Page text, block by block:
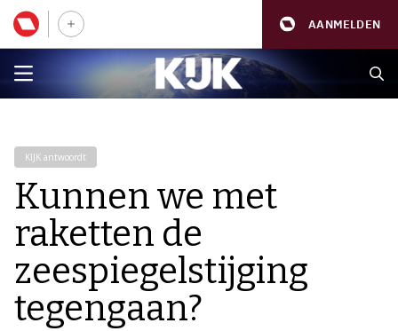
AANMELDEN
KIJK antwoordt
Kunnen we met
raketten de
zeespiegelstijging
tegengaan?